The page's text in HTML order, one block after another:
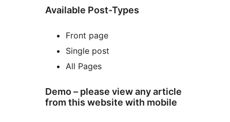
Available Post-Types
Front page
Single post
All Pages
Demo – please view any article
from this website with mobile